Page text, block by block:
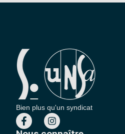
Bien plus qu'un syndicat